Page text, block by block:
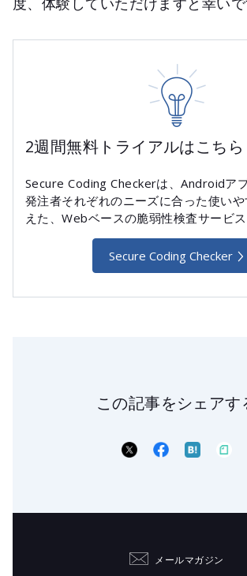
2週間無料トライアルはこちら
Secure Coding Checkerは、Androidアプ
発注者それぞれのニーズに合った使い
えた、Webベースの脆弱性検査サービス
Secure Coding Checker
この記事をシェアす
メールマガジン